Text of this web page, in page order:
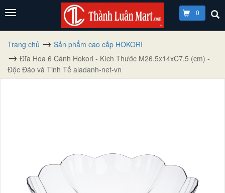
0
Trang chủ
Sản phẩm cao cấp HOKORI
Đĩa Hoa 6 Cánh Hokori - Kích Thước M26.5x14xC7.5 (cm) -
Độc Đáo và Tinh Tế aladanh-net-vn